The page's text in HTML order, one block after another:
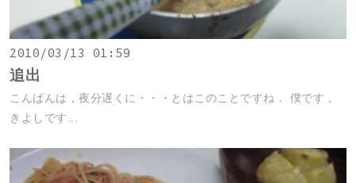
2010/03/13 01:59
追出
こんばんは，夜分遅くに・・・とはこのことですね． 僕です，
きよしです...